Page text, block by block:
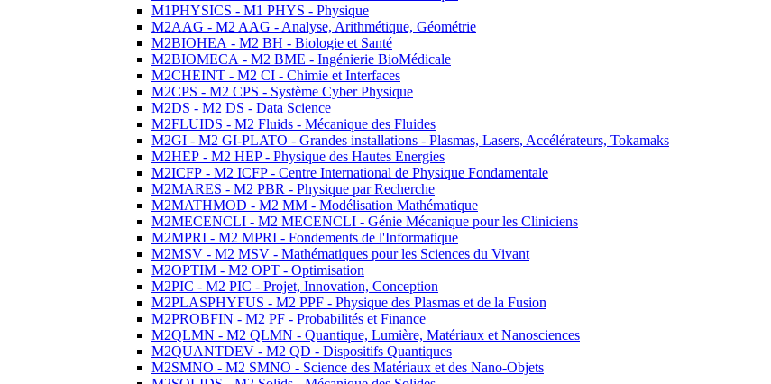
M1PHYSICS - M1 PHYS - Physique
M2AAG - M2 AAG - Analyse, Arithmétique, Géométrie
M2BIOHEA - M2 BH - Biologie et Santé
M2BIOMECA - M2 BME - Ingénierie BioMédicale
M2CHEINT - M2 CI - Chimie et Interfaces
M2CPS - M2 CPS - Système Cyber Physique
M2DS - M2 DS - Data Science
M2FLUIDS - M2 Fluids - Mécanique des Fluides
M2GI - M2 GI-PLATO - Grandes installations - Plasmas, Lasers, Accélérateurs, Tokamaks
M2HEP - M2 HEP - Physique des Hautes Energies
M2ICFP - M2 ICFP - Centre International de Physique Fondamentale
M2MARES - M2 PBR - Physique par Recherche
M2MATHMOD - M2 MM - Modélisation Mathématique
M2MECENCLI - M2 MECENCLI - Génie Mécanique pour les Cliniciens
M2MPRI - M2 MPRI - Fondements de l'Informatique
M2MSV - M2 MSV - Mathématiques pour les Sciences du Vivant
M2OPTIM - M2 OPT - Optimisation
M2PIC - M2 PIC - Projet, Innovation, Conception
M2PLASPHYFUS - M2 PPF - Physique des Plasmas et de la Fusion
M2PROBFIN - M2 PF - Probabilités et Finance
M2QLMN - M2 QLMN - Quantique, Lumière, Matériaux et Nanosciences
M2QUANTDEV - M2 QD - Dispositifs Quantiques
M2SMNO - M2 SMNO - Science des Matériaux et des Nano-Objets